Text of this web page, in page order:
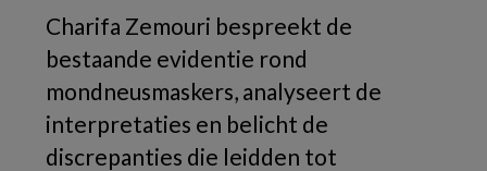
Charifa Zemouri bespreekt de
bestaande evidentie rond
mondneusmaskers, analyseert de
interpretaties en belicht de
discrepanties die leidden tot